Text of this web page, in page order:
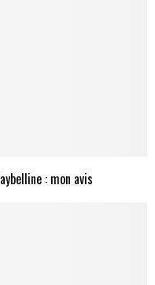
: mon avis